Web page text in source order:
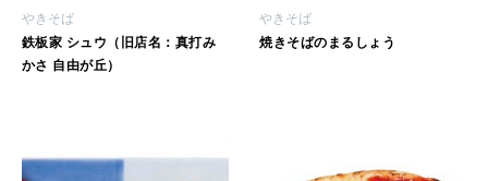
やきそば
鉄板家 シュウ（旧店名：真打み
かさ 自由が丘）
やきそば
焼きそばのまるしょう